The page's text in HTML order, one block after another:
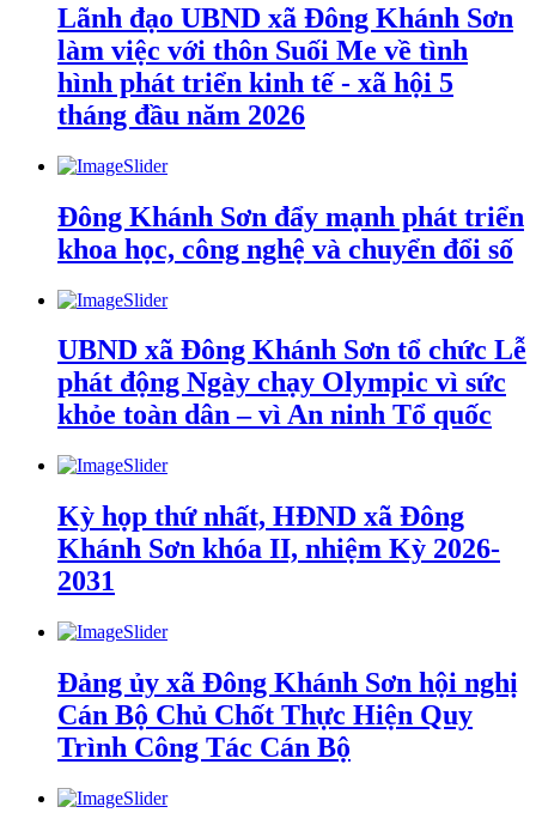
Lãnh đạo UBND xã Đông Khánh Sơn
làm việc với thôn Suối Me về tình
hình phát triển kinh tế - xã hội 5
tháng đầu năm 2026
Đông Khánh Sơn đẩy mạnh phát triển
khoa học, công nghệ và chuyển đổi số
UBND xã Đông Khánh Sơn tổ chức Lễ
phát động Ngày chạy Olympic vì sức
khỏe toàn dân – vì An ninh Tổ quốc
Kỳ họp thứ nhất, HĐND xã Đông
Khánh Sơn khóa II, nhiệm Kỳ 2026-
2031
Đảng ủy xã Đông Khánh Sơn hội nghị
Cán Bộ Chủ Chốt Thực Hiện Quy
Trình Công Tác Cán Bộ